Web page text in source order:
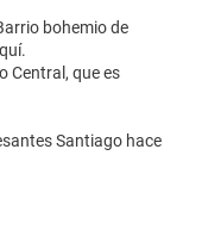
bohemio de
Central, que es
Santiago hace